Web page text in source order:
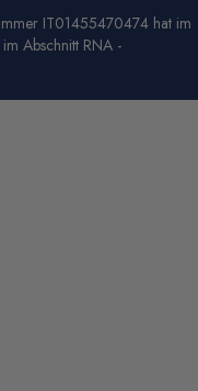
IT01455470474 hat im
Abschnitt RNA -